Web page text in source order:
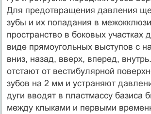
Для предотвращения давления
зубы и их попадания в
пространство в боковых участках
виде прямоугольных выступов с
вниз, назад, вверх, вперед,
отстают от вестибулярной
зубов на 2 мм и устраняют
дуги вводят в пластмассу базиса
между клыками и первыми